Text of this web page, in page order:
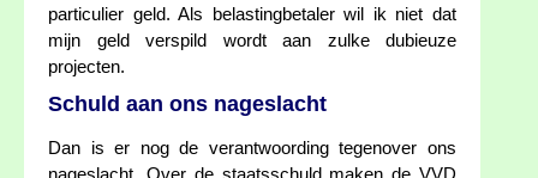
particulier geld. Als belastingbetaler wil ik niet dat
mijn geld verspild wordt aan zulke dubieuze
projecten.
Schuld aan ons nageslacht
Dan is er nog de verantwoording tegenover ons